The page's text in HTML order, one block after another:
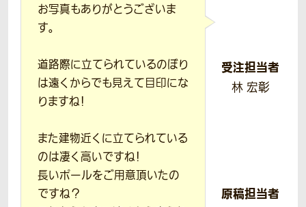
お写真もありがとうございま
す。
道路際に立てられているのぼり
は遠くからでも見えて目印にな
りますね！
また建物近くに立てられている
のは凄く高いですね！
長いポールをご用意頂いたの
ですね？
受注担当者
林 宏彰
原稿担当者